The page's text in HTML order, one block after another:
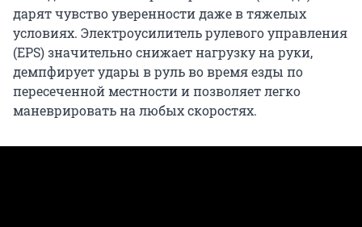
дарят чувство уверенности даже в тяжелых
условиях. Электроусилитель рулевого управления
(EPS) значительно снижает нагрузку на руки,
демпфирует удары в руль во время езды по
пересеченной местности и позволяет легко
маневрировать на любых скоростях.